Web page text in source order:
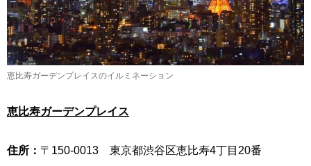
恵比寿ガーデンプレイスのイルミネーション
恵比寿ガーデンプレイス
住所： 〒150-0013 東京都渋谷区恵比寿4丁目20番